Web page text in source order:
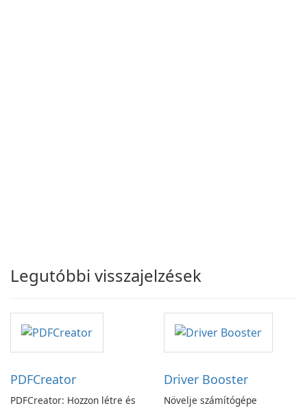
Legutóbbi visszajelzések
PDFCreator
PDFCreator: Hozzon létre és
Driver Booster
Növelje számítógépe